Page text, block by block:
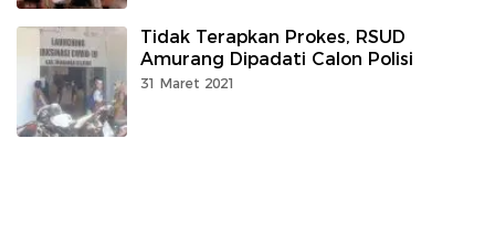
Tidak Terapkan Prokes, RSUD
Amurang Dipadati Calon Polisi
31 Maret 2021